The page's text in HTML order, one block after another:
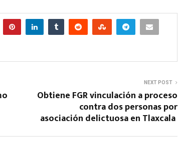
NEXT POST
Obtiene FGR vinculación a proceso
contra dos personas por
asociación delictuosa en Tlaxcala